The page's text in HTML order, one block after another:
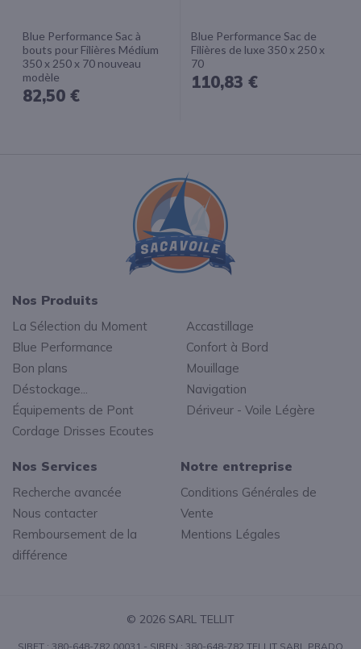
Blue Performance Sac à
bouts pour Filières Médium
350 x 250 x 70 nouveau
modèle
82,50 €
Blue Performance Sac de
Filières de luxe 350 x 250 x
70
110,83 €
Nos Services
Recherche avancée
Nous contacter
Remboursement de la
différence
Notre entreprise
Conditions Générales de
Vente
Mentions Légales
Nos Produits
La Sélection du Moment
Blue Performance
Bon plans
Déstockage...
Équipements de Pont
Cordage Drisses Ecoutes
Accastillage
Confort à Bord
Mouillage
Navigation
Dériveur - Voile Légère
© 2026 SARL TELLIT
SIRET : 380-648-782 00031 - SIREN : 380-648-782 TELLIT SARL PRADO